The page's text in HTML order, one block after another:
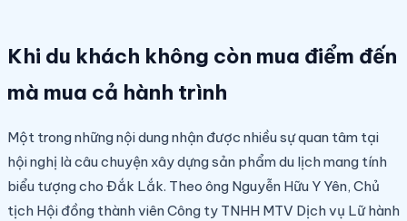
Khi du khách không còn mua điểm đến
mà mua cả hành trình
Một trong những nội dung nhận được nhiều sự quan tâm tại
hội nghị là câu chuyện xây dựng sản phẩm du lịch mang tính
biểu tượng cho Đắk Lắk. Theo ông Nguyễn Hữu Y Yên, Chủ
tịch Hội đồng thành viên Công ty TNHH MTV Dịch vụ Lữ hành